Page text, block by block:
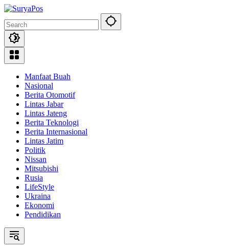
Skip
content
Manfaat Buah
Nasional
Berita Otomotif
Lintas Jabar
Lintas Jateng
Berita Teknologi
Berita Internasional
Lintas Jatim
Politik
Nissan
Mitsubishi
Rusia
LifeStyle
Ukraina
Ekonomi
Pendidikan